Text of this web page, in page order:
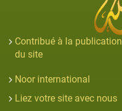
Contribué à la publication
du site
Noor international
Liez votre site avec nous